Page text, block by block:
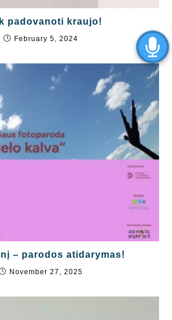
padovanoti kraujo!
February 5, 2024
– parodos atidarymas!
November 27, 2025